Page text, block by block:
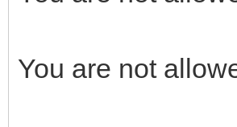
You are not